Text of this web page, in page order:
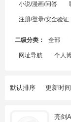
小说/漫画/问答
注册/登录/安全验证
二级分类： 全部
网址导航 个人
默认排序 更新时间
亮剑